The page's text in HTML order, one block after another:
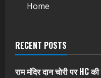
Home
RECENT POSTS
राम मंदिर दान चोरी पर HC